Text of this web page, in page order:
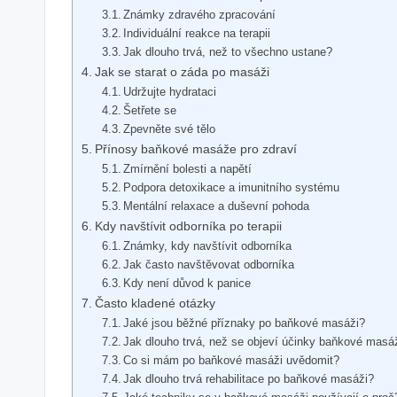
Známky zdravého zpracování
Individuální reakce na terapii
Jak dlouho trvá, než to všechno ustane?
Jak se starat o záda po masáži
Udržujte hydrataci
Šetřete se
Zpevněte své tělo
Přínosy baňkové masáže pro zdraví
Zmírnění bolesti a napětí
Podpora detoxikace a imunitního systému
Mentální relaxace a duševní pohoda
Kdy navštívit odborníka po terapii
Známky, kdy navštívit odborníka
Jak často navštěvovat odborníka
Kdy není důvod k panice
Často kladené otázky
Jaké jsou běžné příznaky po baňkové masáži?
Jak dlouho trvá, než se objeví účinky baňkové
Co si mám po baňkové masáži uvědomit?
Jak dlouho trvá rehabilitace po baňkové masáži?